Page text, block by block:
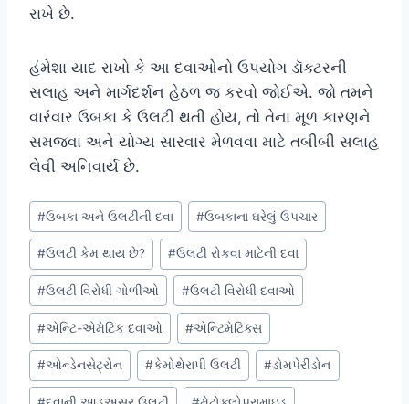
રાખે છે.
હંમેશા યાદ રાખો કે આ દવાઓનો ઉપયોગ ડૉક્ટરની
સલાહ અને માર્ગદર્શન હેઠળ જ કરવો જોઈએ. જો તમને
વારંવાર ઉબકા કે ઉલટી થતી હોય, તો તેના મૂળ કારણને
સમજવા અને યોગ્ય સારવાર મેળવવા માટે તબીબી સલાહ
લેવી અનિવાર્ય છે.
Post
Tags:
#ઉબકા અને ઉલટીની દવા #ઉબકાના ઘરેલું ઉપચાર
#ઉલટી કેમ થાય છે? #ઉલટી રોકવા માટેની દવા
#ઉલટી વિરોધી ગોળીઓ #ઉલટી વિરોધી દવાઓ
#એન્ટિ-એમેટિક દવાઓ #એન્ટિમેટિક્સ
#ઓન્ડેનસેટ્રોન #કેમોથેરાપી ઉલટી #ડોમપેરીડોન